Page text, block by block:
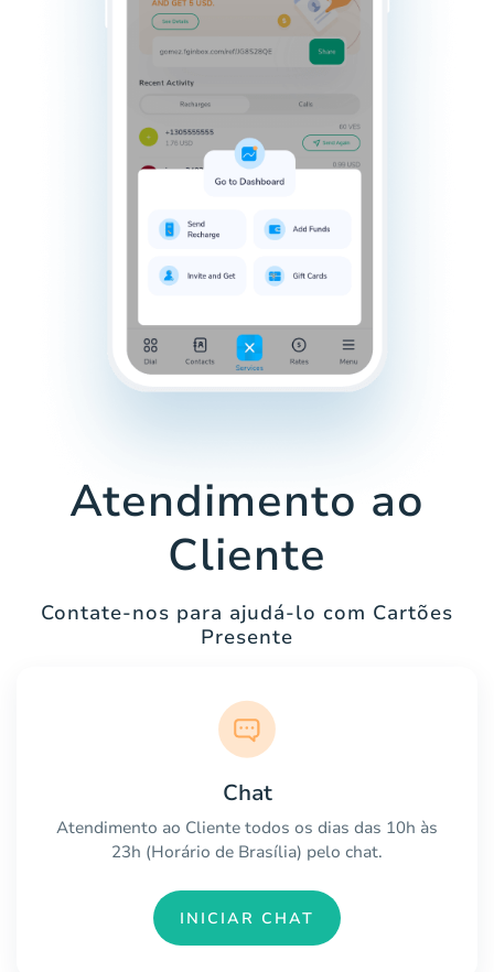
Atendimento ao
Cliente
Contate-nos para ajudá-lo com Cartões
Presente
Chat
Atendimento ao Cliente todos os dias das 10h às
23h (Horário de Brasília) pelo chat.
INICIAR CHAT